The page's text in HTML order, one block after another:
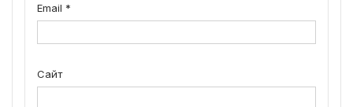
Email *
Сайт